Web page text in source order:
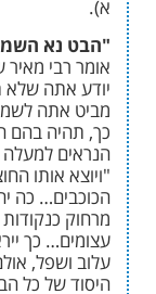
השמימה וספר
מאיר שפירא
שלא תוכל לספור
לשמים ומנסה
בהם ההעזה
מן הטבע
החוצה ויאמר
כה יהיה זרעך"
זעירות
כך ייראו גם
אולם בשמים יהיו
כל הבריאה …